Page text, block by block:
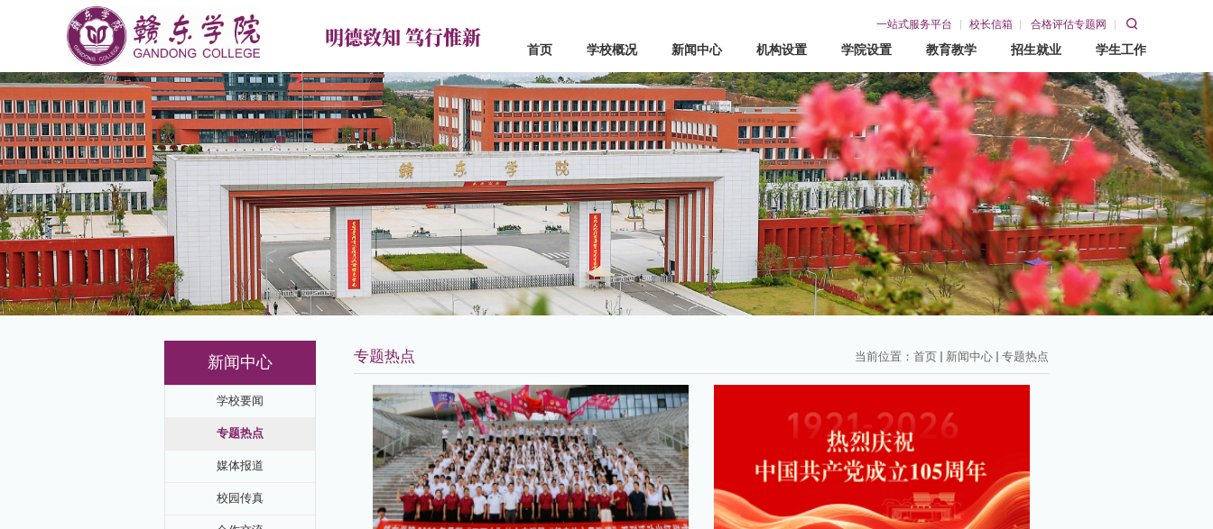
明德致知 笃行惟新 一站式服务平台 校长信箱 合格评估专题网
首页 学校概况 新闻中心 机构设置 学院设置 教育教学 招生就业 学生工作
首页 学校概况
学校简介
学校章程
校训校徽校歌校旗
新闻中心
学校要闻
专题热点
媒体报道
校园传真
合作交流
机构设置
党政部门
群团组织
教学机构
学院设置
信息工程学院
机械与电子工程学院
经济管理学院
人文学院
马克思主义学院
创新创业学院
基础教学部
教育教学
教务网
招生就业
招生网
就业网
学生工作
学工在线
赣东青年
新闻中心
学校要闻
专题热点
媒体报道
校园传真
当前位置： 首页 新闻中心 专题热点
专题热点